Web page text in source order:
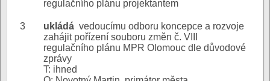
regulačního plánu projektantem
3 ukládá vedoucímu odboru koncepce a rozvoje
zahájit pořízení souboru změn č. VIII
regulačního plánu MPR Olomouc dle důvodové
zprávy
T: ihned